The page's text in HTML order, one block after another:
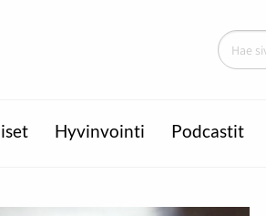
Hyvinvointi Podcastit